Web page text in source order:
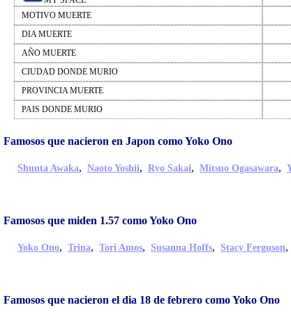
MOTIVO MUERTE
DIA MUERTE
AÑO MUERTE
CIUDAD DONDE MURIO
PROVINCIA MUERTE
PAIS DONDE MURIO
Famosos que nacieron en Japon como Yoko Ono
Shunta Awaka, Naoto Yoshii, Ryo Sakai, Mitsuo Ogasawara,
Famosos que miden 1.57 como Yoko Ono
Yoko Ono, Trina, Tori Amos, Susanna Hoffs, Stacy Ferguson,
Famosos que nacieron el dia 18 de febrero como Yoko Ono